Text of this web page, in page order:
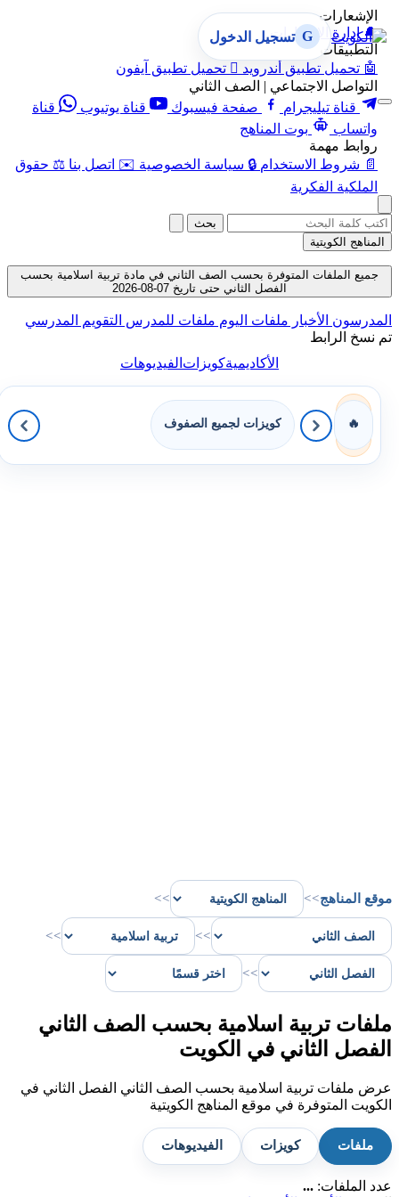
الإشعارات
🔔 إدارة الإشعارات
التطبيقات
🤖 تحميل تطبيق أندرويد  تحميل تطبيق آيفون
التواصل الاجتماعي | الصف الثاني
قناة تيليجرام
صفحة فيسبوك قناة يوتيوب
قناة
واتساب
بوت المناهج
روابط مهمة
📄 شروط الاستخدام 🔒 سياسة الخصوصية ✉️ اتصل بنا ⚖️ حقوق
الملكية الفكرية
G تسجيل الدخول
بحث
المناهج الكويتية
جميع الملفات المتوفرة بحسب الصف الثاني في مادة تربية اسلامية بحسب
الفصل الثاني حتى تاريخ 07-08-2026
المدرسون الأخبار ملفات اليوم ملفات للمدرس التقويم المدرسي
تم نسخ الرابط
الأكاديميةكويزاتالفيديوهات
🔥 كويزات لجميع الصفوف
موقع المناهج>>
>>
>>
>>
>>
ملفات تربية اسلامية بحسب الصف الثاني
الفصل الثاني في الكويت
عرض ملفات تربية اسلامية بحسب الصف الثاني الفصل الثاني في
الكويت المتوفرة في موقع المناهج الكويتية
ملفات كويزات الفيديوهات
عدد الملفات: ...